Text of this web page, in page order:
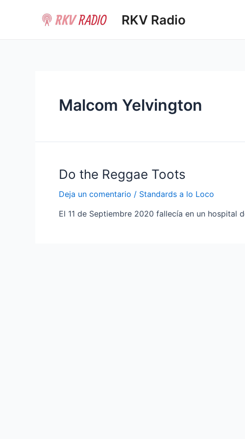
RKV Radio
Malcom Yelvington
Do the Reggae Toots
Deja un comentario / Standards a lo Loco
El 11 de Septiembre 2020 fallecía en un hospital